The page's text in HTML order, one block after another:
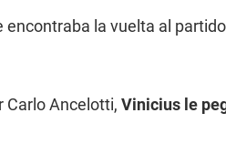
la vuelta al
Carlo Ancelotti, Vinicius le